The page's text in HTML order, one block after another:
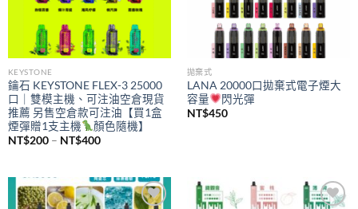
KEYSTONE
鑰石 KEYSTONE FLEX-3 25000
口｜雙模主機、可注油空倉現貨
推薦 另售空倉款可注油【買1盒
煙彈贈1支主機
顏色隨機】
NT$200 – NT$400價
NT$200
到
NT$400
拋棄式
LANA 20000口拋棄式電子煙大
容量
閃光彈
NT$450